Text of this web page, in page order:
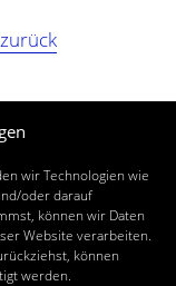
wir Technologien wie
oder darauf
können wir Daten
Website verarbeiten.
können
werden.
von